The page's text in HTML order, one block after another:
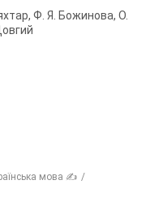
Ф. Я. Божинова, О.
мова ✍